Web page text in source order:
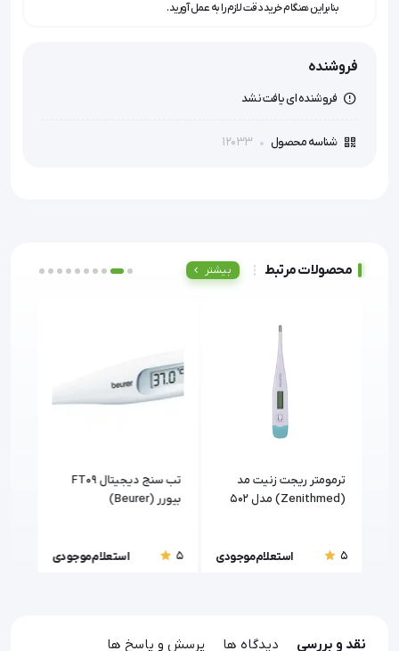
بنابراین هنگام خرید دقت لازم را به عمل آورید.
فروشنده
فروشنده ای یافت نشد
شناسه محصول 12033
محصولات مرتبط بیشتر
ترمومتر ریجت زنیت مد
(Zenithmed) مدل 502
5 استعلام موجودی
تب سنج دیجیتال FT09
بیورر (Beurer)
5 استعلام موجودی
نقد و بررسی دیدگاه ها پرسش و پاسخ ها